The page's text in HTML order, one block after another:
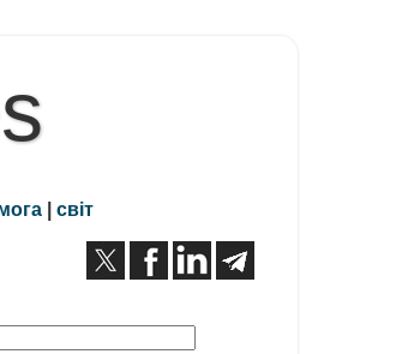
| світ